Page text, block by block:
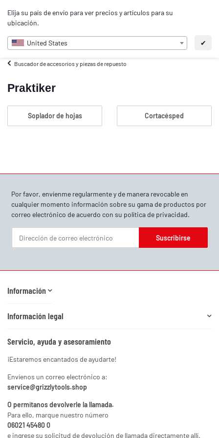
Elija su país de envío para ver precios y artículos para su
ubicación.
United States ✔
ES
Buscador de accesorios y piezas de repuesto
Praktiker
Soplador de hojas Cortacésped
Por favor, envíenme regularmente y de manera revocable en
cualquier momento información sobre su gama de productos por
correo electrónico de acuerdo con su política de privacidad.
Suscribirse
Información
Información legal
Servicio, ayuda y asesoramiento
¡Estaremos encantados de ayudarte!
Envíenos un correo electrónico a:
service@grizzlytools.shop
O permítanos devolverle la llamada.
Para ello, marque nuestro número
06021 45480 0
e ingrese su solicitud de devolución de llamada directamente allí.